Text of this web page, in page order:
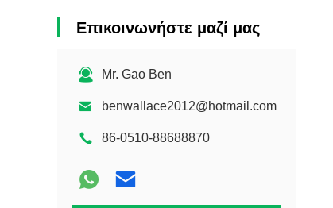
Επικοινωνήστε μαζί μας
Mr. Gao Ben
benwallace2012@hotmail.com
86-0510-88688870